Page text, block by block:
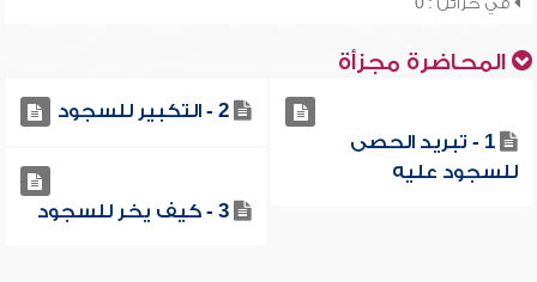
المحاضرة مجزأة
1 - تبريد الحصى
للسجود عليه
2 - التكبير للسجود
3 - كيف يخر للسجود